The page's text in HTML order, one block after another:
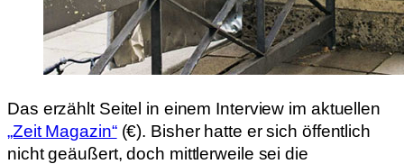
Das erzählt Seitel in einem Interview im aktuellen
„Zeit Magazin“(€). Bisher hatte er sich öffentlich
nicht geäußert, doch mittlerweile sei die